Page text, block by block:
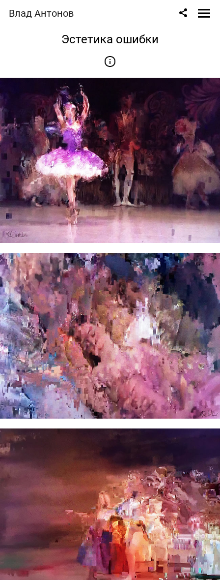
Влад Антонов
Эстетика ошибки